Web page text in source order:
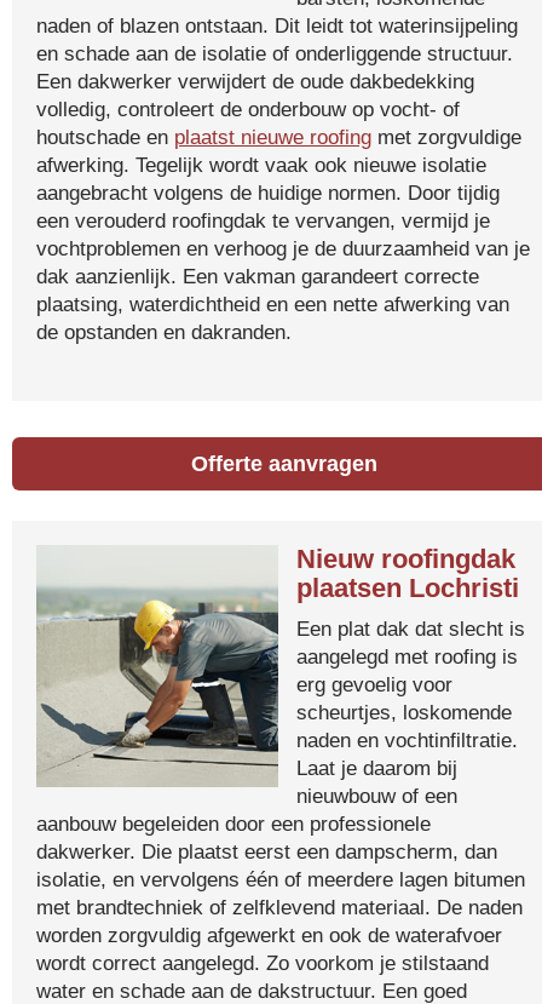
naden of blazen ontstaan. Dit leidt tot waterinsijpeling
en schade aan de isolatie of onderliggende structuur.
Een dakwerker verwijdert de oude dakbedekking
volledig, controleert de onderbouw op vocht- of
houtschade en plaatst nieuwe roofing met zorgvuldige
afwerking. Tegelijk wordt vaak ook nieuwe isolatie
aangebracht volgens de huidige normen. Door tijdig
een verouderd roofingdak te vervangen, vermijd je
vochtproblemen en verhoog je de duurzaamheid van je
dak aanzienlijk. Een vakman garandeert correcte
plaatsing, waterdichtheid en een nette afwerking van
de opstanden en dakranden.
Offerte aanvragen
Nieuw roofingdak
plaatsen Lochristi
Een plat dak dat slecht is
aangelegd met roofing is
erg gevoelig voor
scheurtjes, loskomende
naden en vochtinfiltratie.
Laat je daarom bij
nieuwbouw of een
aanbouw begeleiden door een professionele
dakwerker. Die plaatst eerst een dampscherm, dan
isolatie, en vervolgens één of meerdere lagen bitumen
met brandtechniek of zelfklevend materiaal. De naden
worden zorgvuldig afgewerkt en ook de waterafvoer
wordt correct aangelegd. Zo voorkom je stilstaand
water en schade aan de dakstructuur. Een goed